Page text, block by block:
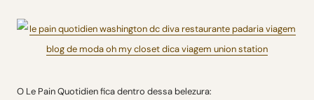
O Le Pain Quotidien fica dentro dessa belezura: